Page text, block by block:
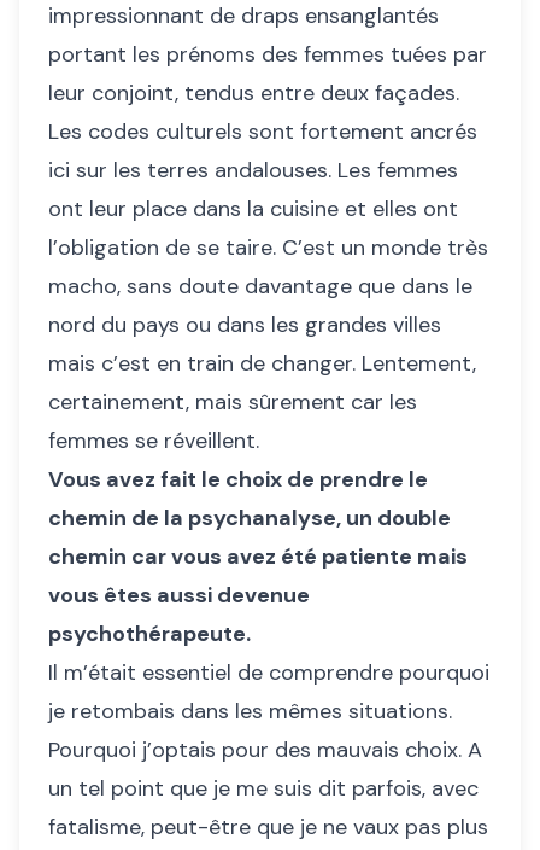
impressionnant de draps ensanglantés
portant les prénoms des femmes tuées par
leur conjoint, tendus entre deux façades.
Les codes culturels sont fortement ancrés
ici sur les terres andalouses. Les femmes
ont leur place dans la cuisine et elles ont
l’obligation de se taire. C’est un monde très
macho, sans doute davantage que dans le
nord du pays ou dans les grandes villes
mais c’est en train de changer. Lentement,
certainement, mais sûrement car les
femmes se réveillent.
Vous avez fait le choix de prendre le
chemin de la psychanalyse, un double
chemin car vous avez été patiente mais
vous êtes aussi devenue
psychothérapeute.
Il m’était essentiel de comprendre pourquoi
je retombais dans les mêmes situations.
Pourquoi j’optais pour des mauvais choix. A
un tel point que je me suis dit parfois, avec
fatalisme, peut-être que je ne vaux pas plus